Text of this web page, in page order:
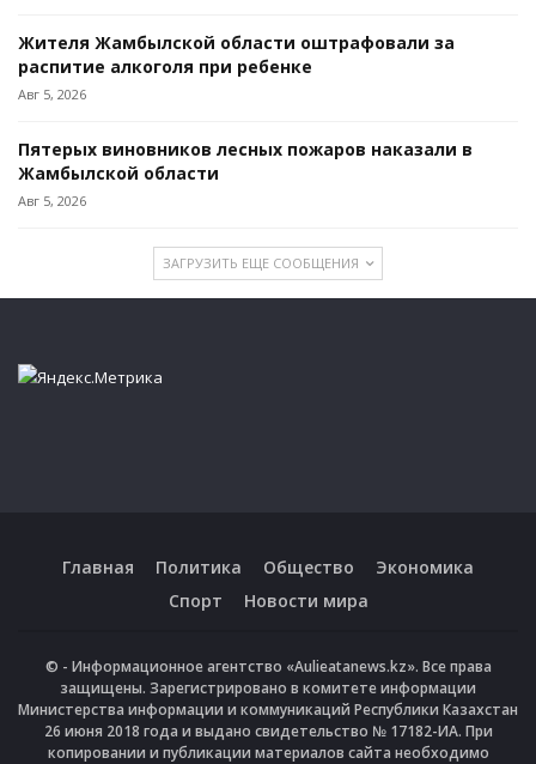
Жителя Жамбылской области оштрафовали за
распитие алкоголя при ребенке
Авг 5, 2026
Пятерых виновников лесных пожаров наказали в
Жамбылской области
Авг 5, 2026
ЗАГРУЗИТЬ ЕЩЕ СООБЩЕНИЯ
Главная Политика Общество
Экономика
Спорт
Новости мира
© - Информационное агентство «Aulieatanews.kz». Все права
защищены. Зарегистрировано в комитете информации
Министерства информации и коммуникаций Республики Казахстан
26 июня 2018 года и выдано свидетельство № 17182-ИА. При
копировании и публикации материалов сайта необходимо